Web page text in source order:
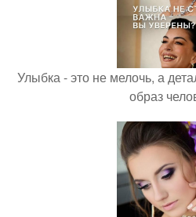
Улыбка - это не мелочь, а
образ